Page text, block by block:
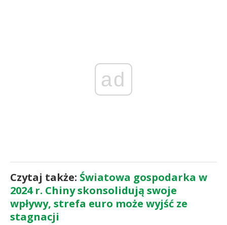
ad
Czytaj także: Światowa gospodarka w
2024 r. Chiny skonsolidują swoje
wpływy, strefa euro może wyjść ze
stagnacji